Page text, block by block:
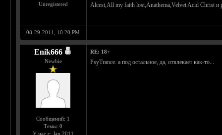
Unregistered Alcest,All my faith lost,Anathema,Velvet Acid Christ и
08-29-2011, 10:20 PM
Enik666
Newbie
Сообщений: 1
Темы: 0
У нас с: Jan 2011
RE: 18+
PsyTrance. а под остальное, да, отвлекает как-то...